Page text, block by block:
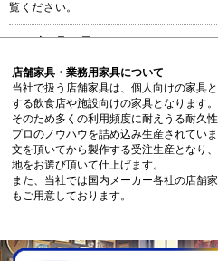
覧ください。
2026年6月17日
りました。掲載商品も最新版となって
2026年4月16日
富士（FUJI）ガーデンファニチャーカ
ておりますのでぜひガーデン家具コー
2026年4月7日
【カタログ更新のお知らせ】ガーデン
最新版に更新されました。
2026年4月1日
【セールのお知らせ】只今スーパーセ
店舗家具・業務用家具について
当社で扱う店舗家具は、個人向けの家具
する飲食店や施設向けの家具となります。
そのため多くの利用頻度に耐えうる耐久
プロのノウハウを詰め込み生産されてい
文を頂いてから製作する受注生産となり
地をお選び頂いて仕上げます。
また、当社では国内メーカー各社の店舗
もご用意しております。